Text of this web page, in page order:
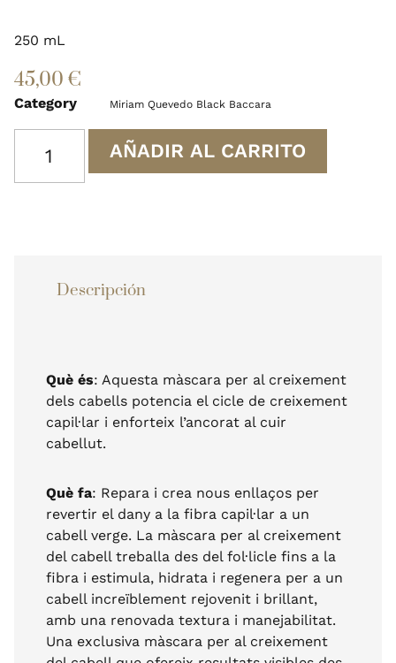
250 mL
45,00 €
Category Miriam Quevedo Black Baccara
AÑADIR AL CARRITO
Descripción
Què és: Aquesta màscara per al creixement
dels cabells potencia el cicle de creixement
capil·lar i enforteix l’ancorat al cuir
cabellut.
Què fa: Repara i crea nous enllaços per
revertir el dany a la fibra capil·lar a un
cabell verge. La màscara per al creixement
del cabell treballa des del fol·licle fins a la
fibra i estimula, hidrata i regenera per a un
cabell increïblement rejovenit i brillant,
amb una renovada textura i manejabilitat.
Una exclusiva màscara per al creixement